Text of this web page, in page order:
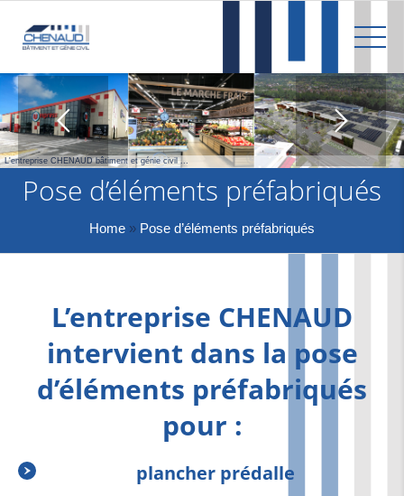
L'entreprise CHENAUD bâtiment et génie civil ...
Spécialiste de la maçonnerie depuis 1898 ...
Pose d’éléments préfabriqués
Home » Pose d’éléments préfabriqués
L’entreprise CHENAUD
intervient dans la pose
d’éléments préfabriqués
pour :
plancher prédalle